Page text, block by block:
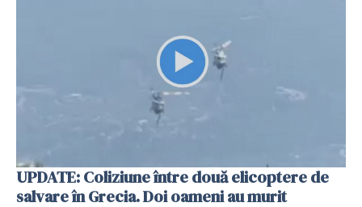
UPDATE: Coliziune între două elicoptere de
salvare în Grecia. Doi oameni au murit